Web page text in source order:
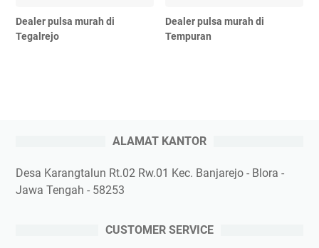
Dealer pulsa murah di
Tegalrejo
Dealer pulsa murah di
Tempuran
ALAMAT KANTOR
Desa Karangtalun Rt.02 Rw.01 Kec. Banjarejo - Blora -
Jawa Tengah - 58253
CUSTOMER SERVICE